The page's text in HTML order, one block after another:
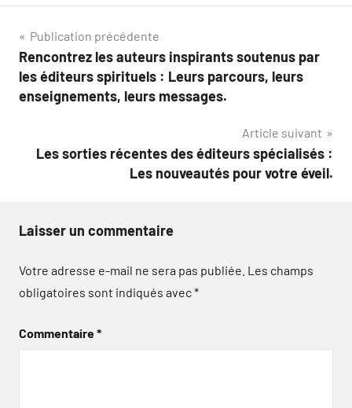
Navigation
de
l’article
Publication précédente
Rencontrez les auteurs inspirants soutenus par
les éditeurs spirituels : Leurs parcours, leurs
enseignements, leurs messages.
Article suivant
Les sorties récentes des éditeurs spécialisés :
Les nouveautés pour votre éveil.
Laisser un commentaire
Votre adresse e-mail ne sera pas publiée. Les champs
obligatoires sont indiqués avec*
Commentaire*